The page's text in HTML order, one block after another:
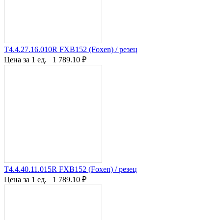
T4.4.27.16.010R FXB152 (Foxen) / резец
Цена за 1 ед.
1 789.10 ₽
T4.4.40.11.015R FXB152 (Foxen) / резец
Цена за 1 ед.
1 789.10 ₽